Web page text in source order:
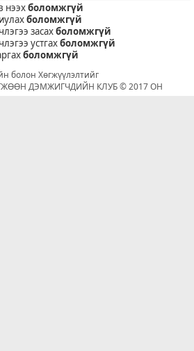
нээхболомжгүй
боломжгүй
засахболомжгүй
устгахболомжгүй
боломжгүй
болон Хөгжүүлэлтийг
ДЭМЖИГЧДИЙН КЛУБ © 2017 ОН